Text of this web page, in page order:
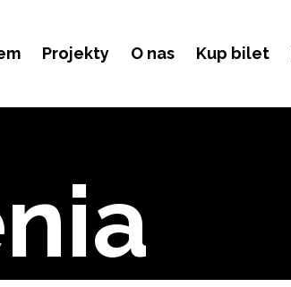
Projekty O nas Kup bilet